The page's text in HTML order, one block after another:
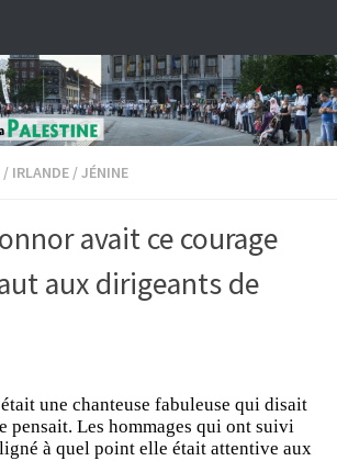
/ IRLANDE /JÉNINE
avait ce courage
aux dirigeants de
une chanteuse fabuleuse qui disait
pensait. Les hommages qui ont suivi
à quel point elle était attentive aux